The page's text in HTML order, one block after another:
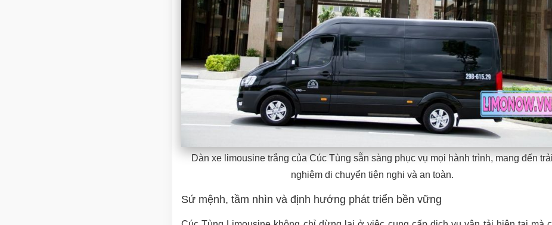
Dàn xe limousine trắng của Cúc Tùng sẵn sàng phục vụ mọi hành trình, mang đến trải
nghiệm di chuyển tiện nghi và an toàn.
Sứ mệnh, tầm nhìn và định hướng phát triển bền vững